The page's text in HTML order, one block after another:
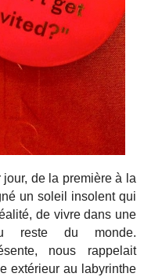
de la première à la
un soleil insolent qui
de vivre dans une
reste du monde.
nous rappelait
extérieur au labyrinthe